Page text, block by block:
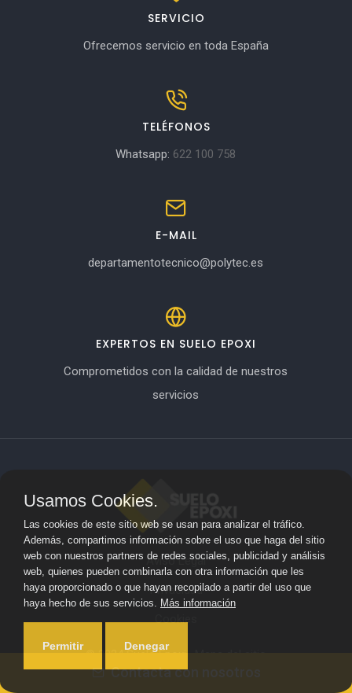
Contacta con nosotros
SERVICIO
Ofrecemos servicio en toda España
TELÉFONOS
Whatsapp: 622 100 758
E-MAIL
departamentotecnico@polytec.es
EXPERTOS EN SUELO EPOXI
Comprometidos con la calidad de nuestros
servicios
Aviso Legal
Privacidad
Cookies
© 2024 Suelo Epoxi ·
Usamos Cookies.
Las cookies de este sitio web se usan para analizar el tráfico.
Además, compartimos información sobre el uso que haga del sitio
web con nuestros partners de redes sociales, publicidad y análisis
web, quienes pueden combinarla con otra información que les
haya proporcionado o que hayan recopilado a partir del uso que
haya hecho de sus servicios. Más información
Permitir Denegar